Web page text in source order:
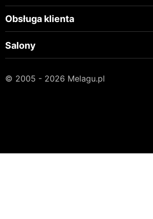
Obsługa klienta
Salony
© 2005 - 2026 Melagu.pl